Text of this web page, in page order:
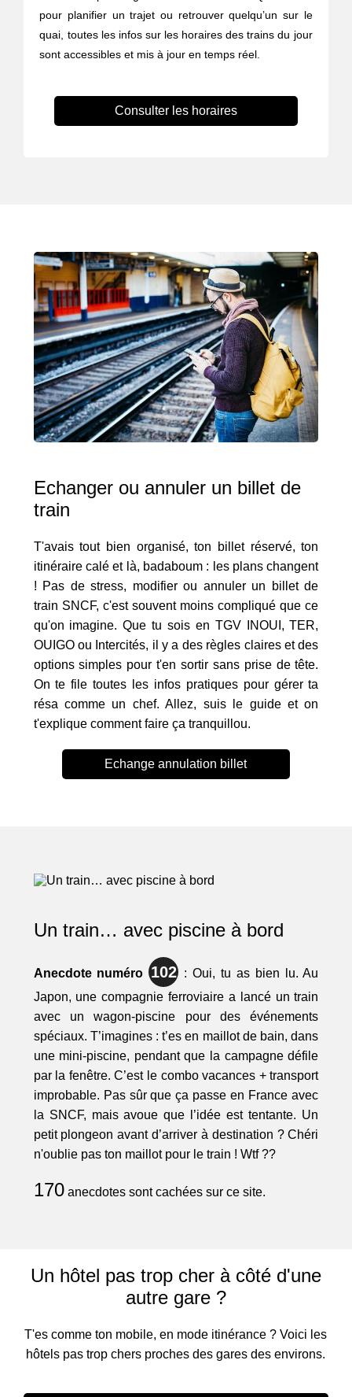
pour planifier un trajet ou retrouver quelqu’un sur le
quai, toutes les infos sur les horaires des trains du jour
sont accessibles et mis à jour en temps réel.
Consulter les horaires
Echanger ou annuler un billet de
train
T'avais tout bien organisé, ton billet réservé, ton
itinéraire calé et là, badaboum : les plans changent
! Pas de stress, modifier ou annuler un billet de
train SNCF, c'est souvent moins compliqué que ce
qu'on imagine. Que tu sois en TGV INOUI, TER,
OUIGO ou Intercités, il y a des règles claires et des
options simples pour t'en sortir sans prise de tête.
On te file toutes les infos pratiques pour gérer ta
résa comme un chef. Allez, suis le guide et on
t'explique comment faire ça tranquillou.
Echange annulation billet
Un train… avec piscine à bord
Anecdote numéro 102
: Oui, tu as bien lu. Au
Japon, une compagnie ferroviaire a lancé un train
avec un wagon-piscine pour des événements
spéciaux. T’imagines : t’es en maillot de bain, dans
une mini-piscine, pendant que la campagne défile
par la fenêtre. C’est le combo vacances + transport
improbable. Pas sûr que ça passe en France avec
la SNCF, mais avoue que l’idée est tentante. Un
petit plongeon avant d’arriver à destination ? Chéri
n'oublie pas ton maillot pour le train ! Wtf ??
170anecdotes sont cachées sur ce site.
Un hôtel pas trop cher à côté d'une
autre gare ?
T'es comme ton mobile, en mode itinérance ? Voici les
hôtels pas trop chers proches des gares des environs.